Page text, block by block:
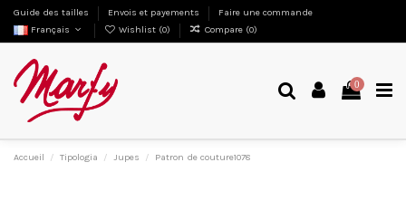
Guide des tailles Envois et payements
Faire une commande
Français
Wishlist (0) Compare (0)
0
Accueil Tipologia Jupes Patron de couture1078